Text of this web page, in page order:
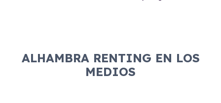
ALHAMBRA RENTING EN LOS
MEDIOS